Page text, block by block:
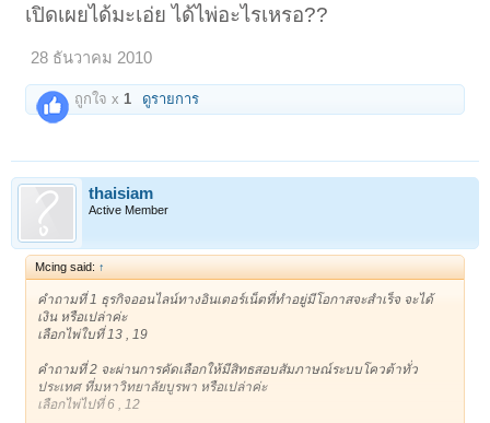
เปิดเผยได้มะเอ่ย ได้ไพ่อะไรเหรอ??
28 ธันวาคม 2010
ถูกใจ x1 ดูรายการ
thaisiam
Active Member
Mcing said: ↑
คำถามที่ 1 ธุรกิจออนไลน์ทางอินเตอร์เน็ตที่ทำอยู่มีโอกาสจะสำเร็จ จะได้
เงิน หรือเปล่าค่ะ
เลือกไพ่ใบที่ 13 , 19
คำถามที่ 2 จะผ่านการคัดเลือกให้มีสิทธสอบสัมภาษณ์ระบบโควต้าทั่ว
ประเทศ ที่มหาวิทยาลัยบูรพา หรือเปล่าค่ะ
เลือกไพ่ไปที่ 6 , 12